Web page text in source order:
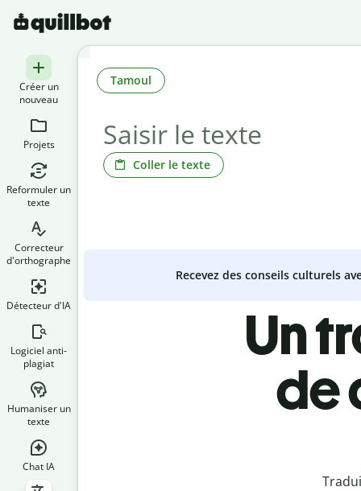
Créer un
nouveau
Projets
Reformuler un
texte
Correcteur
d'orthographe
Détecteur d'IA
Logiciel anti-
plagiat
Humaniser un
texte
Chat IA
Coller le texte
Tamoul
Recevez des conseils culturels
Un
de